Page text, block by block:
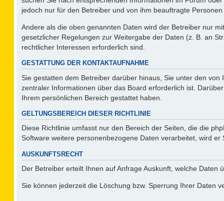
jedoch nur für den Betreiber und von ihm beauftragte
Andere als die oben genannten Daten wird der Betreiber nur
gesetzlicher Regelungen zur Weitergabe der Daten (z. B. an
rechtlicher Interessen erforderlich sind.
GESTATTUNG DER KONTAKTAUFNAHME
Sie gestatten dem Betreiber darüber hinaus, Sie unter den
zentraler Informationen über das Board erforderlich ist.
Ihrem persönlichen Bereich gestattet haben.
GELTUNGSBEREICH DIESER RICHTLINIE
Diese Richtlinie umfasst nur den Bereich der Seiten, die die
Software weitere personenbezogene Daten verarbeitet, wird
AUSKUNFTSRECHT
Der Betreiber erteilt Ihnen auf Anfrage Auskunft, welche Daten
Sie können jederzeit die Löschung bzw. Sperrung Ihrer Daten